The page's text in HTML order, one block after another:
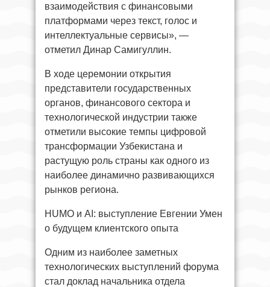
взаимодействия с финансовыми
платформами через текст, голос и
интеллектуальные сервисы», —
отметил Динар Самигуллин.
В ходе церемонии открытия
представители государственных
органов, финансового сектора и
технологической индустрии также
отметили высокие темпы цифровой
трансформации Узбекистана и
растущую роль страны как одного из
наиболее динамично развивающихся
рынков региона.
HUMO и AI: выступление Евгении Умен
о будущем клиентского опыта
Одним из наиболее заметных
технологических выступлений форума
стал доклад начальника отдела